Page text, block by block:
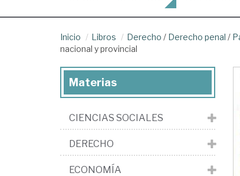
Inicio Libros Derecho / Derecho penal /
nacional y provincial
Materias
CIENCIAS SOCIALES
DERECHO
ECONOMÍA